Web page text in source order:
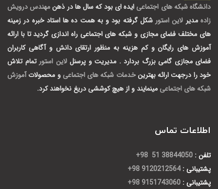
دانشگاه شبکه های اجتماعی ایده ای بود که سال ها در ذهنمهندس درویش
زاده مدیر لاین استور شکل گرفته بود و به همت ده ها استاد خبره در زمینه
های مختلف فضای مجازی و شبکه های اجتماعی راه اندازی گردید تا با ارائه
آموزش های رایگان و کم هزینه به منظور ارتقای دانش و آگاهی کاربران
فضای مجازی گامی بزرگ بردارد . مدیریت و پرسنللاین استور تمام تلاش
خود را درجهت ارائه بهترینخدمات شبکه های اجتماعی و محصولات آموزش
شبکه های اجتماعی مینمایند و از هیچ کوششی دریغ نخواهند کرد.
اطلاعات تماس
تلفن : 38844050 51 98+
پشتیبانی : 9120212564 98+
پشتیبانی : 9151743060 98+